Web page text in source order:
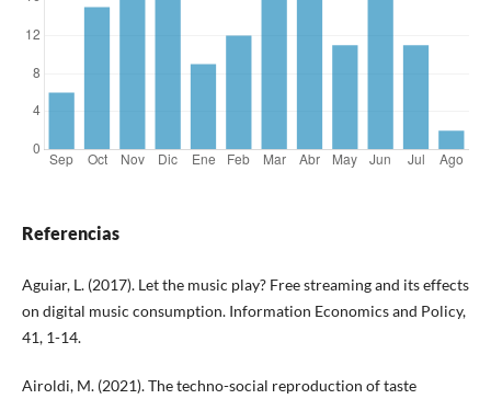
Referencias
Aguiar, L. (2017). Let the music play? Free streaming and its effects
on digital music consumption. Information Economics and Policy,
41, 1-14.
Airoldi, M. (2021). The techno-social reproduction of taste